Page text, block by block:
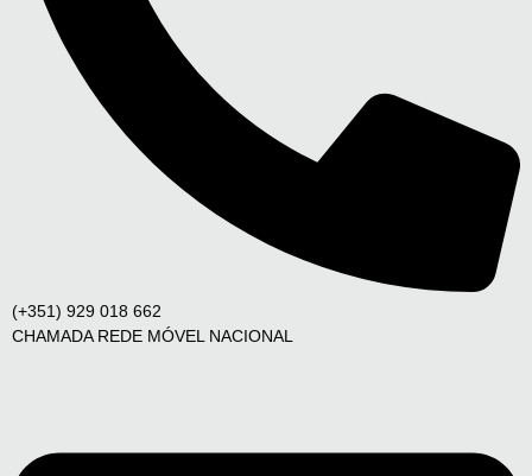
(+351) 929 018 662
CHAMADA REDE MÓVEL NACIONAL